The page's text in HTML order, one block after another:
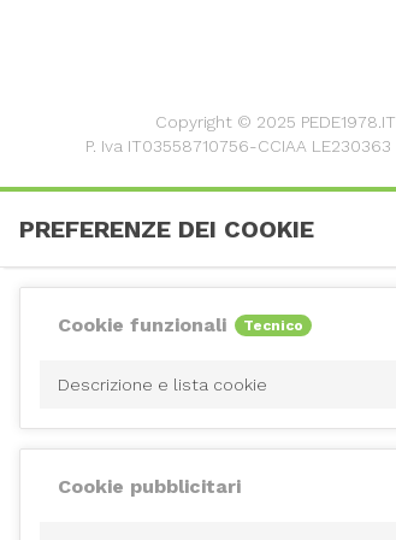
Copyright © 2025 PEDE1978.IT
P. Iva IT03558710756-CCIAA LE230363
PREFERENZE DEI COOKIE
Cookie funzionali Tecnico
Descrizione e lista cookie
Cookie pubblicitari